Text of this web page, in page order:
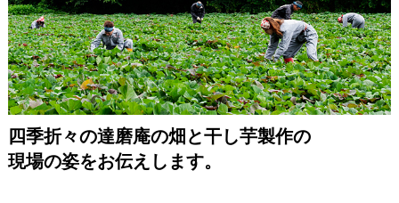
四季折々の達磨庵の畑と干し芋製作の
現場の姿をお伝えします。